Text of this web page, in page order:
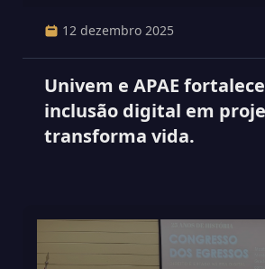
12 dezembro 2025
Univem e APAE
inclusão digital em
transforma vida.